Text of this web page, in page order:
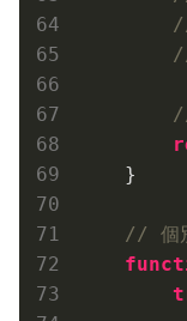
    }
// 個別